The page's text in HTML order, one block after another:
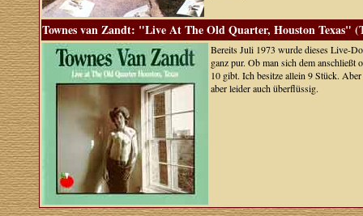
Townes van Zandt: "Live At The Old Quarter, Houston Texas"
Bereits Juli 1973 wurde dieses Live-
ganz pur. Ob man sich dem
10 gibt. Ich besitze allein 9 Stück.
aber leider auch überflüssig.